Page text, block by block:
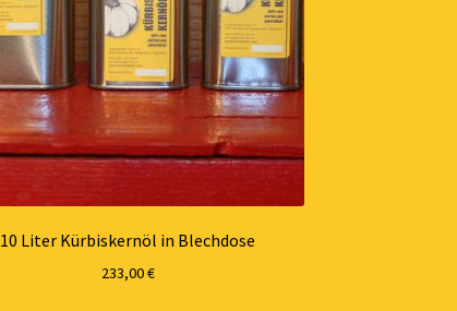
10 Liter Kürbiskernöl in Blechdose
233,00€